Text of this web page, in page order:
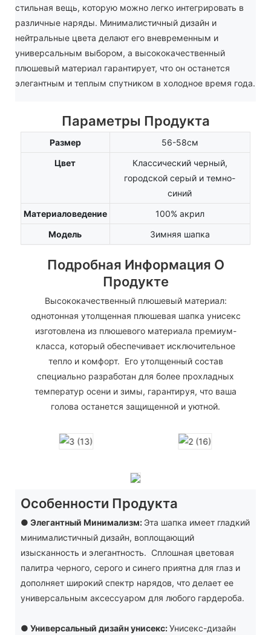
стильная вещь, которую можно легко интегрировать в
различные наряды. Минималистичный дизайн и
нейтральные цвета делают его вневременным и
универсальным выбором, а высококачественный
плюшевый материал гарантирует, что он останется
элегантным и теплым спутником в холодное время года.
Параметры Продукта
Размер
56-58см
Цвет
Классический черный,
городской серый и темно-
синий
Материаловедение
100% акрил
Модель
Зимняя шапка
Подробная Информация О
Продукте
Высококачественный плюшевый материал:
однотонная утолщенная плюшевая шапка унисекс
изготовлена ​​из плюшевого материала премиум-
класса, который обеспечивает исключительное
тепло и комфорт. Его утолщенный состав
специально разработан для более прохладных
температур осени и зимы, гарантируя, что ваша
голова останется защищенной и уютной.
Особенности Продукта
● Элегантный Минимализм: Эта шапка имеет гладкий
минималистичный дизайн, воплощающий
изысканность и элегантность. Сплошная цветовая
палитра черного, серого и синего приятна для глаз и
дополняет широкий спектр нарядов, что делает ее
универсальным аксессуаром для любого гардероба.
● Универсальный дизайн унисекс:Унисекс-дизайн